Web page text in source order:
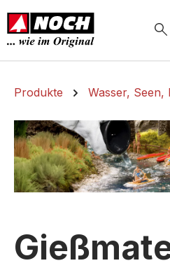
springen
Produkte Wasser, Seen,